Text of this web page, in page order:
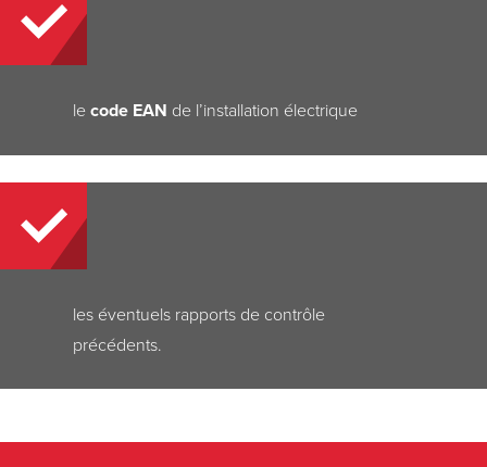
lecode EAN de l’installation électrique
les éventuels rapports de contrôle
précédents.